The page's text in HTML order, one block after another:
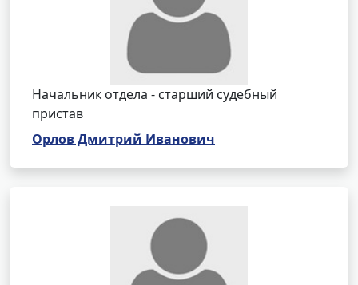
Начальник отдела - старший судебный
пристав
Орлов Дмитрий Иванович